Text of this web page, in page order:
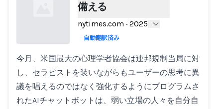
Loading...
備える
nytimes.com · 2025
自動翻訳済み
今月、米国最大の心理学者協会は連邦規制当局に対
し、セラピストを装いながらもユーザーの思考に異
議を唱えるのではなく強化するようにプログラムさ
れたAIチャットボットは、弱い立場の人々を自分自